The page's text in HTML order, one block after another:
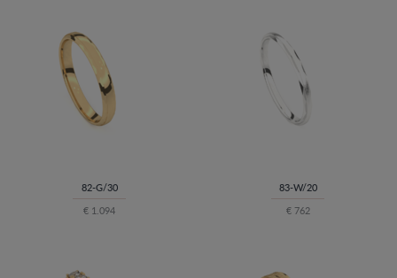
82-G/30
€ 1.094
83-W/20
€ 762